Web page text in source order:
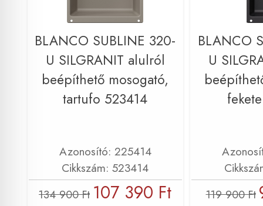
BLANCO SUBLINE 320-
U SILGRANIT alulról
beépíthető mosogató,
tartufo 523414
Azonosító: 225414
Cikkszám: 523414
134 900 Ft 107 390 Ft
BLANCO
U
119 900 Ft